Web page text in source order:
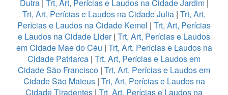
Dutra | Trt, Art, Perícias e Laudos na Cidade Jardim|
Trt, Art, Perícias e Laudos na Cidade Julia | Trt, Art,
Perícias e Laudos na Cidade Kemel | Trt, Art, Perícias
e Laudos na Cidade Lider| Trt, Art, Perícias e Laudos
em Cidade Mae do Céu | Trt, Art, Perícias e Laudos na
Cidade Patriarca | Trt, Art, Perícias e Laudos em
Cidade São Francisco | Trt, Art, Perícias e Laudos em
Cidade São Mateus| Trt, Art, Perícias e Laudos na
Cidade Tiradentes | Trt, Art, Perícias e Laudos na